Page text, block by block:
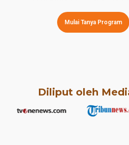
Mulai Tanya Program
Diliput oleh